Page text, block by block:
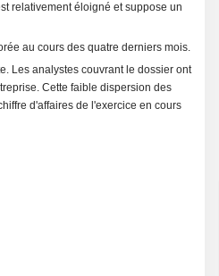
relativement éloigné et suppose un
au cours des quatre derniers mois.
Les analystes couvrant le dossier ont
Cette faible dispersion des
d'affaires de l'exercice en cours